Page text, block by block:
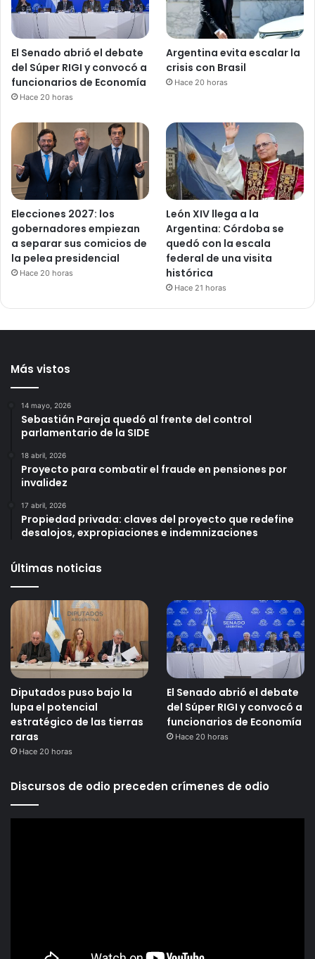
El Senado abrió el debate
del Súper RIGI y convocó a
funcionarios de Economía
Hace 20 horas
Argentina evita escalar la
crisis con Brasil
Hace 20 horas
Elecciones 2027: los
gobernadores empiezan
a separar sus comicios de
la pelea presidencial
Hace 20 horas
León XIV llega a la
Argentina: Córdoba se
quedó con la escala
federal de una visita
histórica
Hace 21 horas
Más vistos
14 mayo, 2026
Sebastián Pareja quedó al frente del control
parlamentario de la SIDE
18 abril, 2026
Proyecto para combatir el fraude en pensiones por
invalidez
17 abril, 2026
Propiedad privada: claves del proyecto que redefine
desalojos, expropiaciones e indemnizaciones
Últimas noticias
Diputados puso bajo la
lupa el potencial
estratégico de las tierras
raras
Hace 20 horas
El Senado abrió el debate
del Súper RIGI y convocó a
funcionarios de Economía
Hace 20 horas
Discursos de odio preceden crímenes de odio